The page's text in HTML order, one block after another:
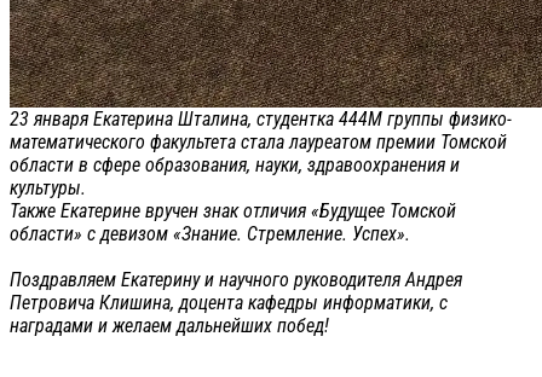
23 января Екатерина Шталина, студентка 444М группы физико-
математического факультета стала лауреатом премии Томской
области в сфере образования, науки, здравоохранения и
культуры.
Также Екатерине вручен знак отличия «Будущее Томской
области» с девизом «Знание. Стремление. Успех».
Поздравляем Екатерину и научного руководителя Андрея
Петровича Клишина, доцента кафедры информатики, с
наградами и желаем дальнейших побед!